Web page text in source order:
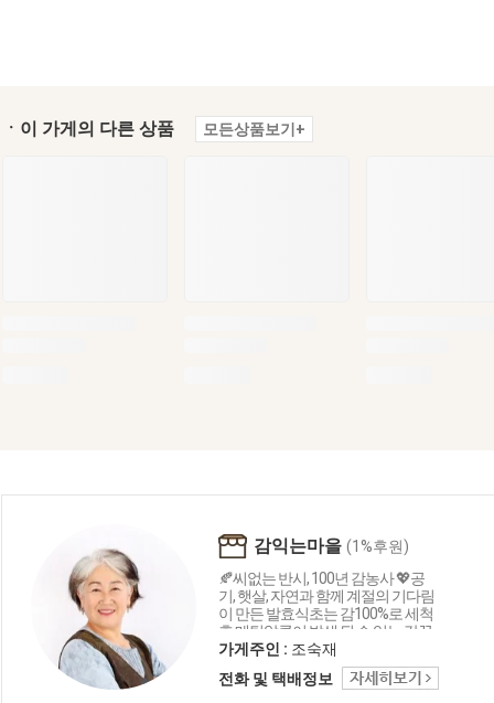
ㆍ이 가게의 다른 상품 모든상품보기+
감익는마을 (1%후원)
🍂씨없는 반시, 100년 감농사 💖공
기, 햇살, 자연과 함께 계절의 기다림
이 만든 발효식초는 감100%로 세척
후 메틸알콜이 발생 될 수 있는 감꼭
지를 모두 제거하여 전통 항아리에 3
년 발효시켜 제대로 된 발효식초 만
을 고집하는 감익는마을은 감 부산
가게주인 : 조숙재
전화 및 택배정보